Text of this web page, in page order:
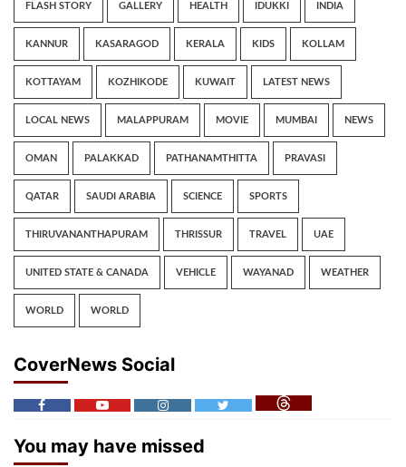
FLASH STORY GALLERY HEALTH IDUKKI INDIA
KANNUR KASARAGOD KERALA KIDS KOLLAM
KOTTAYAM KOZHIKODE KUWAIT LATEST NEWS
LOCAL NEWS MALAPPURAM MOVIE MUMBAI NEWS
OMAN PALAKKAD PATHANAMTHITTA PRAVASI
QATAR SAUDI ARABIA SCIENCE SPORTS
THIRUVANANTHAPURAM THRISSUR TRAVEL UAE
UNITED STATE & CANADA VEHICLE WAYANAD WEATHER
WORLD WORLD
CoverNews Social
You may have missed